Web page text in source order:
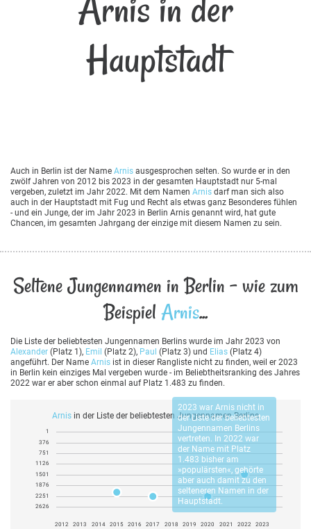
Hauptstadt
Auch in Berlin ist der Name Arnis ausgesprochen selten. So wurde er in den
zwölf Jahren von 2012 bis 2023 in der gesamten Hauptstadt nur 5-mal
vergeben, zuletzt im Jahr 2022. Mit dem Namen Arnis darf man sich also
auch in der Hauptstadt mit Fug und Recht als etwas ganz Besonderes fühlen
- und ein Junge, der im Jahr 2023 in Berlin Arnis genannt wird, hat gute
Chancen, im gesamten Jahrgang der einzige mit diesem Namen zu sein.
Seltene Jungennamen in Berlin - wie zum
Beispiel Arnis...
Die Liste der beliebtesten Jungennamen Berlins wurde im Jahr 2023 von
Alexander (Platz 1), Emil (Platz 2), Paul (Platz 3) und Elias (Platz 4)
angeführt. Der Name Arnis ist in dieser Rangliste nicht zu finden, weil er 2023
in Berlin kein einziges Mal vergeben wurde - im Beliebtheitsranking des Jahres
2022 war er aber schon einmal auf Platz 1.483 zu finden.
Arnis in der Liste der beliebtesten Jungennamen Berlins
2023 war Arnisnicht in
der Liste der beliebtesten
Jungennamen Berlins
vertreten. In 2022 war
der Name mit Platz
1.483 bisher am
»populärsten«, gehörte
aber auch damit zu den
selteneren Namen in der
Hauptstadt.
1
376
751
1126
1501
1876
2251
2626
2012 2013 2014 2015 2016 2017 2018 2019 2020 2021 2022 2023